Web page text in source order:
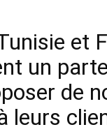
et
un
de
leurs